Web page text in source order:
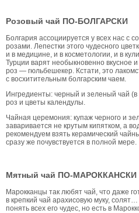
Розовый чай ПО-БОЛГАРСКИ
Болгария ассоциируется у всех нас с
розами. Лепестки этого чудесного
и в медицине, и в косметологии, и в
Турции варят необыкновенно вкусное
роз — гюльбешекер. Кстати, это
с восхитительным болгарским чаем.
Ингредиенты: черный и зеленый чай
роз и цветы календулы.
Чайная церемония: купаж черного и
заваривается не крутым кипятком, а
рекомендуем взять керамический
сразу же почувствуется в полной мере.
Мятный чай ПО-МАРОККАНСКИ
Марокканцы так любят чай, что даже
в крепкий чай арахисовую муку,
понять всех его чудес, но есть в